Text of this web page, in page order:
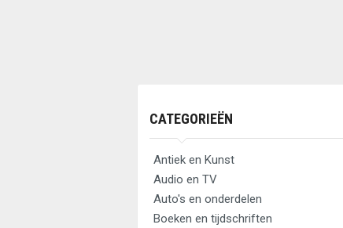
CATEGORIEËN
Antiek en Kunst
Audio en TV
Auto's en onderdelen
Boeken en tijdschriften